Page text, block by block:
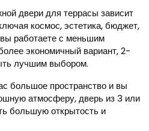
двери для террасы зависит
космос, эстетика, бюджет,
работаете с меньшим
экономичный вариант, 2-
лучшим выбором.
большое пространство и вы
атмосферу, дверь из 3 или
большую открытость и